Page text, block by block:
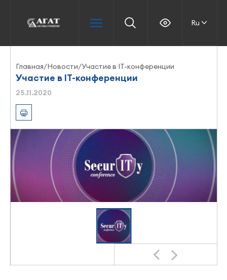
Ru
Главная/Новости/Участие в IT-конференции
Участие в IT-конференции
25.11.2020